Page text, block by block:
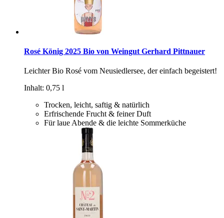
Rosé König 2025 Bio von Weingut Gerhard Pittnauer
Leichter Bio Rosé vom Neusiedlersee, der einfach begeistert!
Inhalt: 0,75 l
Trocken, leicht, saftig & natürlich
Erfrischende Frucht & feiner Duft
Für laue Abende & die leichte Sommerküche